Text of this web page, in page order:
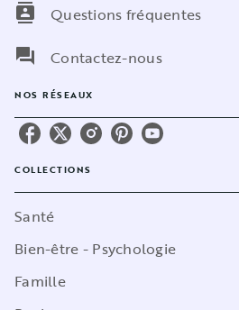
contacts
Questions fréquentes
question_answer
Contactez-nous
NOS RÉSEAUX
COLLECTIONS
Santé
Bien-être - Psychologie
Famille